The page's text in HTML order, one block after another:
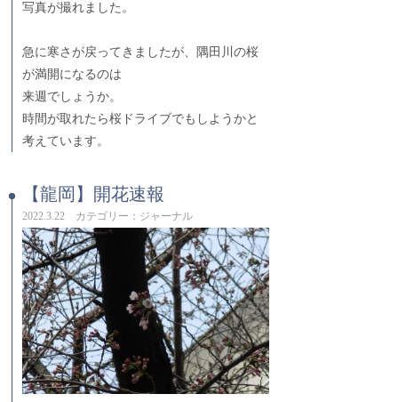
写真が撮れました。
急に寒さが戻ってきましたが、隅田川の桜
が満開になるのは
来週でしょうか。
時間が取れたら桜ドライブでもしようかと
考えています。
【龍岡】開花速報
2022.3.22 カテゴリー：ジャーナル